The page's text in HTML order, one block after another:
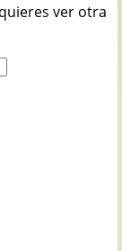
ver otra